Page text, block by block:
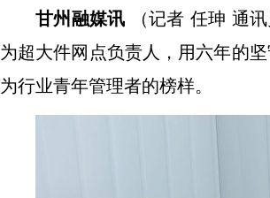
甘州融媒讯
（记者 任珅 通
为超大件网点负责人，用六年的
为行业青年管理者的榜样。